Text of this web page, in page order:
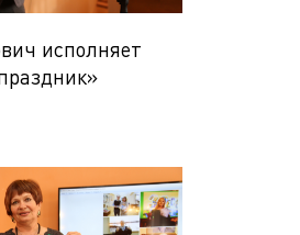
исполняет